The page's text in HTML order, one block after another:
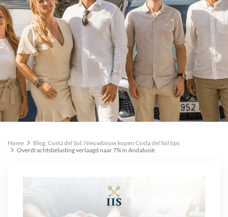
Home Blog,Costa del Sol, Nieuwbouw kopen Costa del Sol tips
Overdrachtsbelasting verlaagd naar 7% in Andalusië